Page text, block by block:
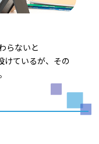
らないと
ているが、その